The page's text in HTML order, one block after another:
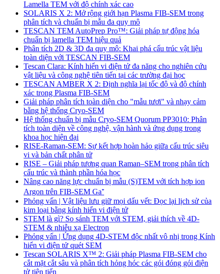
Lamella TEM với độ chính xác cao
SOLARIS X 2: Mở rộng giới hạn Plasma FIB-SEM trong
phân tích và chuẩn bị mẫu đa quy mô
TESCAN TEM AutoPrep Pro™: Giải pháp tự động hóa
chuẩn bị lamella TEM hiệu quả
Phân tích 2D & 3D đa quy mô: Khai phá cấu trúc vật liệu
toàn diện với TESCAN FIB-SEM
Tescan Clara: Kính hiển vi điện tử đa năng cho nghiên cứu
vật liệu và công nghệ tiên tiến tại các trường đại học
TESCAN AMBER X 2: Định nghĩa lại tốc độ và độ chính
xác trong Plasma FIB-SEM
Giải pháp phân tích toàn diện cho "mẫu tươi" và nhạy cảm
bằng hệ thống Cryo-SEM
Hệ thống chuẩn bị mẫu Cryo-SEM Quorum PP3010: Phân
tích toàn diện về công nghệ, vận hành và ứng dụng trong
khoa học hiện đại
RISE-Raman-SEM: Sự kết hợp hoàn hảo giữa cấu trúc siêu
vi và bản chất phân tử
RISE – Giải pháp tương quan Raman–SEM trong phân tích
cấu trúc và thành phần hóa học
Nâng cao năng lực chuẩn bị mẫu (S)TEM với tích hợp ion
Argon trên FIB-SEM Ga⁺
Phỏng vấn | Vật liệu lưu giữ mọi dấu vết: Đọc lại lịch sử của
kim loại bằng kính hiển vi điện tử
STEM là gì? So sánh TEM với STEM, giải thích về 4D-
STEM & nhiễu xạ Electron
Phỏng vấn | Ứng dụng 4D-STEM độc nhất vô nhị trong Kính
hiển vi điện tử quét SEM
Tescan SOLARIS X™ 2: Giải pháp Plasma FIB-SEM cho
cắt mặt cắt sâu và phân tích hỏng hóc các gói đóng gói điện
tử tiên tiến